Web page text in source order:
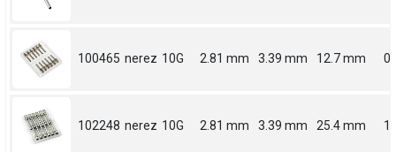
100465 nerez 10G 2.81 mm 3.39 mm 12.7 mm
102248 nerez 10G 2.81 mm 3.39 mm 25.4 mm 1